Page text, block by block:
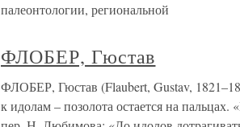
палеонтологии, региональной
ФЛОБЕР, Гюстав
ФЛОБЕР, Гюстав (Flaubert, Gustav,
к идолам – позолота остается на